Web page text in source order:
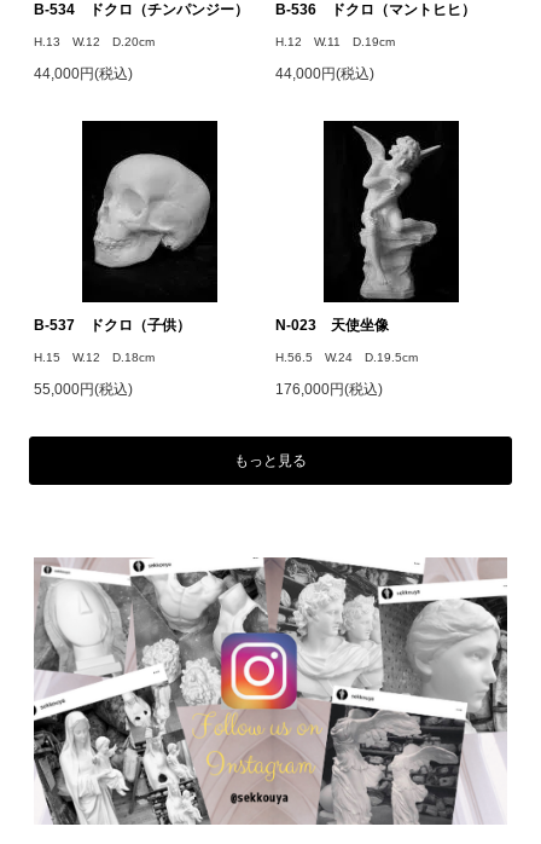
B-534 ドクロ（チンパンジー）
H.13 W.12 D.20cm
44,000円(税込)
B-536 ドクロ（マントヒヒ）
H.12 W.11 D.19cm
44,000円(税込)
B-537 ドクロ（子供）
H.15 W.12 D.18cm
55,000円(税込)
N-023 天使坐像
H.56.5 W.24 D.19.5cm
176,000円(税込)
もっと見る